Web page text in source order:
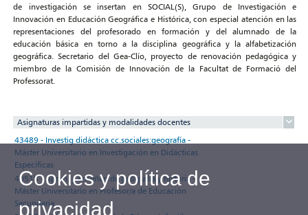
de investigación se insertan en SOCIAL(S), Grupo de Investigación e
Innovación en Educación Geográfica e Histórica, con especial atención en las
representaciones del profesorado en formación y del alumnado de la
educación básica en torno a la disciplina geográfica y la alfabetización
geográfica. Secretario del Gea-Clío, proyecto de renovación pedagógica y
miembro de la Comisión de Innovación de la Facultat de Formació del
Professorat.
Asignaturas impartidas y modalidades docentes
43489 - Investig didáctica cc.sociales:geografía -
Máster Universitario en Investigación en Didácticas
Específicas
40518 - Apren. y enseñan.de geografia y historia -
Máster Universitario en Profesor/a de Educación
Secundaria
Cookies y política de
privacidad